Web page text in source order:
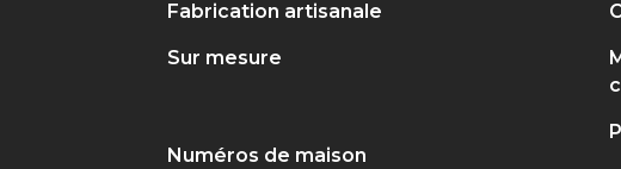
Fabrication artisanale
Sur mesure
Numéros de maison